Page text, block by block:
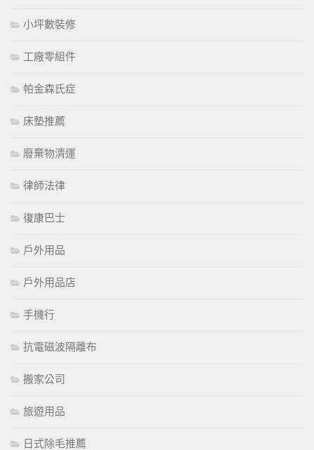
小坪數裝修
工廠零組件
帕金森氏症
床墊推薦
廢棄物清運
律師法律
復康巴士
戶外用品
戶外用品店
手機行
抗電磁波隔離布
搬家公司
旅遊用品
日式除毛推薦